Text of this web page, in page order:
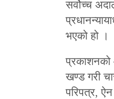
सर्वोच्च
भएको हो ।
खण्ड गरी
परिपत्र,